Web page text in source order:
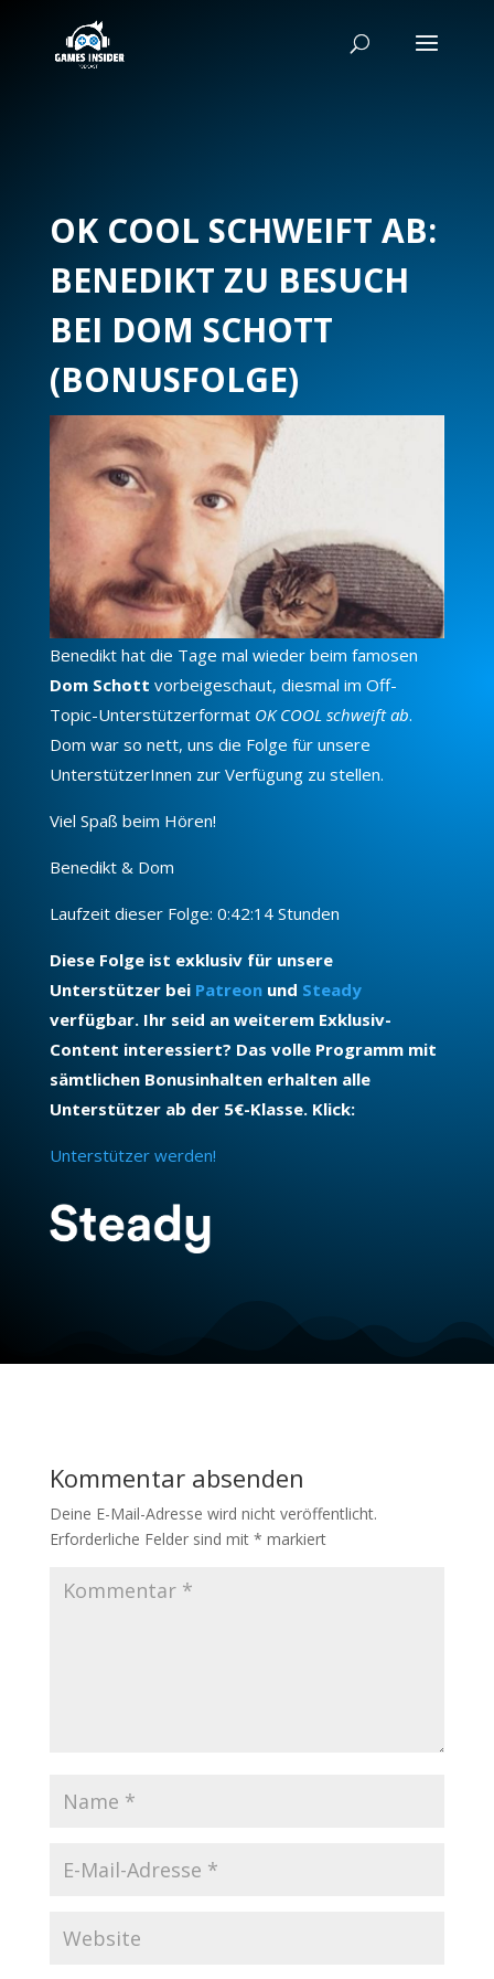
OK COOL SCHWEIFT AB:
BENEDIKT ZU BESUCH
BEI DOM SCHOTT
(BONUSFOLGE)
Benedikt hat die Tage mal wieder beim famosen
Dom Schott vorbeigeschaut, diesmal im Off-
Topic-Unterstützerformat OK COOL schweift ab.
Dom war so nett, uns die Folge für unsere
UnterstützerInnen zur Verfügung zu stellen.
Viel Spaß beim Hören!
Benedikt & Dom
Laufzeit dieser Folge: 0:42:14 Stunden
Diese Folge ist exklusiv für unsere
Unterstützer bei Patreonund Steady
verfügbar. Ihr seid an weiterem Exklusiv-
Content interessiert? Das volle Programm mit
sämtlichen Bonusinhalten erhalten alle
Unterstützer ab der 5€-Klasse. Klick:
Unterstützer werden!
Kommentar absenden
Deine E-Mail-Adresse wird nicht veröffentlicht.
Erforderliche Felder sind mit * markiert